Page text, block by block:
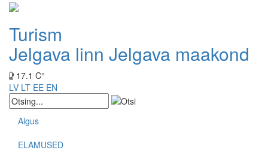
Turism
Jelgava linn Jelgava maakond
17.1 C°
LV LT EE EN
Algus
ELAMUSED